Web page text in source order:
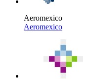
Aeromexico
Aeromexico